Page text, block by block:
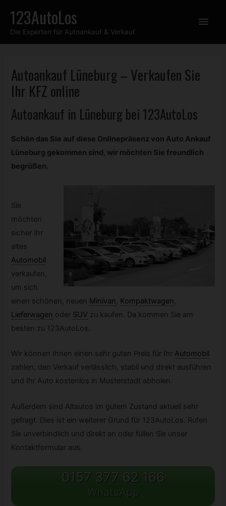
Inhalt
springen
123AutoLos
Die Experten für Autoankauf & Verkauf
Autoankauf Lüneburg – Verkaufen Sie
Ihr KFZonline
Autoankauf in Lüneburg bei 123AutoLos
Schön das Sie auf diese Onlinepräsenz von Auto Ankauf
Lüneburg gekommen sind, wir möchten Sie freundlich
begrüßen.
Sie
möchten
sicher Ihr
altes
Automobil
verkaufen,
um sich
einen schönen, neuen Minivan , Kompaktwagen ,
Lieferwagen oder SUV zu kaufen. Da kommen Sie am
besten zu 123AutoLos.
Wir können Ihnen einen sehr guten Preis für Ihr Automobil
zahlen, den Verkauf verlässlich, stabil und direkt ausführen
und Ihr Auto kostenlos in Musterstadt abholen.
Außerdem sind Altautos im gutem Zustand aktuell sehr
gefragt. Dies ist ein weiterer Grund für 123AutoLos. Rufen
Sie unverbindlich und direkt an oder füllen Sie unser
Kontaktformular aus.
0157 377 62 166
WhatsApp